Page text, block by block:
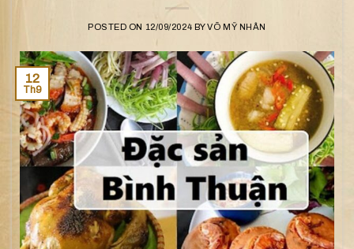
POSTED ON 12/09/2024 BYVÕ MỸ NHÂN
12
Th9